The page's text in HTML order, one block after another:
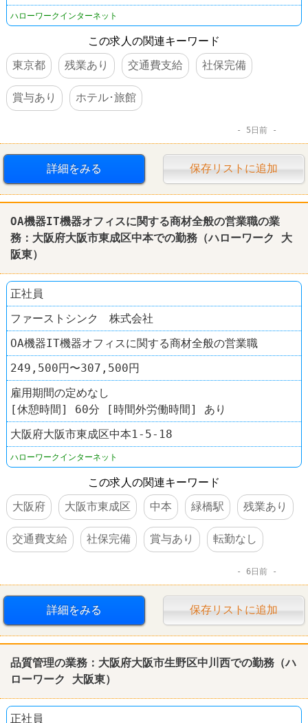
ハローワークインターネット
この求人の関連キーワード
東京都
残業あり 交通費支給 社保完備
賞与あり ホテル･旅館
5日前
詳細をみる 保存リストに追加
OA機器IT機器オフィスに関する商材全般の営業職の業
務：大阪府大阪市東成区中本での勤務（ハローワーク
大
阪東）
正社員
ファーストシンク 株式会社
OA機器IT機器オフィスに関する商材全般の営業職
249,500円〜307,500円
雇用期間の定めなし
[休憩時間] 60分 [時間外労働時間] あり
大阪府大阪市東成区中本1-5-18
ハローワークインターネット
この求人の関連キーワード
大阪府
大阪市東成区 中本 緑橋駅 残業あり
交通費支給 社保完備 賞与あり 転勤なし
6日前
詳細をみる 保存リストに追加
品質管理の業務：大阪府大阪市生野区中川西での勤務（ハ
ローワーク
大阪東）
正社員